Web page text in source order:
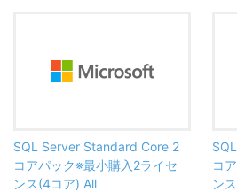
SQL Server Standard Core 2
コアパック※最小購入2ライセ
ンス(4コア) All
コ
ン